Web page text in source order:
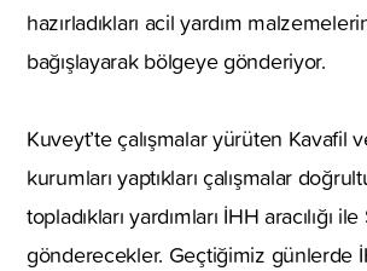
hazırladıkları acil yardım
bağışlayarak bölgeye gönderiyor.
Kuveyt’te çalışmalar yürüten Kavafil
kurumları yaptıkları çalışmalar
topladıkları yardımları İHH aracılığı
gönderecekler. Geçtiğimiz günlerde